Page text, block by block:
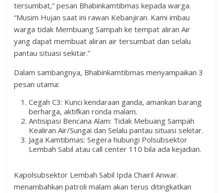
tersumbat,” pesan Bhabinkamtibmas kepada warga.
“Musim Hujan saat ini rawan Kebanjiran. Kami imbau
warga tidak Membuang Sampah ke tempat aliran Air
yang dapat membuat aliran air tersumbat dan selalu
pantau situasi sekitar.”
Dalam sambangnya, Bhabinkamtibmas menyampaikan 3
pesan utama:
Cegah C3: Kunci kendaraan ganda, amankan barang
berharga, aktifkan ronda malam.
Antisipasi Bencana Alam: Tidak Mebuang Sampah
Kealiran Air/Sungai dan Selalu pantau situasi sekitar.
Jaga Kamtibmas: Segera hubungi Polsubsektor
Lembah Sabil atau call center 110 bila ada kejadian.
Kapolsubsektor Lembah Sabil Ipda Chairil Anwar.
menambahkan patroli malam akan terus ditingkatkan